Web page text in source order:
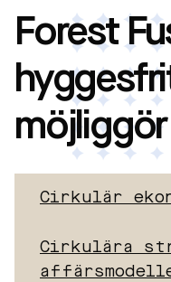
Cirkulär ekonomi
Energi
Innovationsledning
Material
Tillämpad AI
AKTUELLT
OM OSS
KONTAKTA OSS
JOBBA HOS OSS
Forest
Cirkulär
Cirkulära